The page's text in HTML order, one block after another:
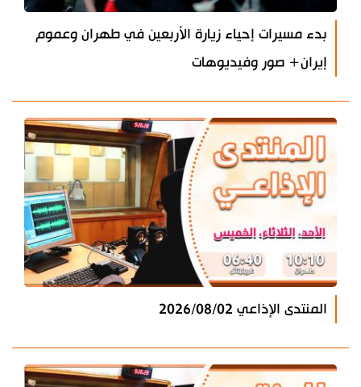
بدء مسيرات إحياء زيارة الأربعين في طهران وعموم
إيران+ صور وفيديوهات
المنتدى الإذاعي 2026/08/02